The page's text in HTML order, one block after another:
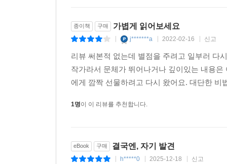
종이책 구매 가볍게 읽어보세요
j*******a 2022-02-16 신고
리뷰 써본적 없는데 별점을 주려고 일부러 다
작가라서 문체가 뛰어나거나 깊이있는 내용
에게 깜짝 선물하려고 다시 왔어요. 대단한
1명이 이 리뷰를 추천합니다.
eBook 구매 결국엔, 자기 발견
h*****0 2025-12-18 신고